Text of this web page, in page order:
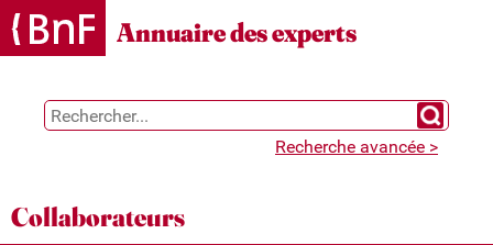
Gestion des cookies
Annuaire des experts
Chercher
Recherche avancée >
Collaborateurs